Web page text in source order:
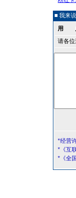
■ 我来
用
请各位
*经营
*《互
*《全